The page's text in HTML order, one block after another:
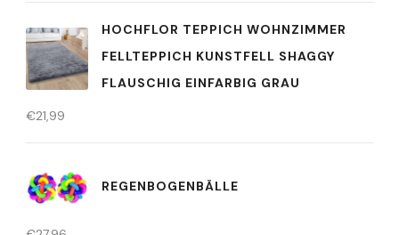
HOCHFLOR TEPPICH WOHNZIMMER
FELLTEPPICH KUNSTFELL SHAGGY
FLAUSCHIG EINFARBIG GRAU
€21,99
REGENBOGENBÄLLE